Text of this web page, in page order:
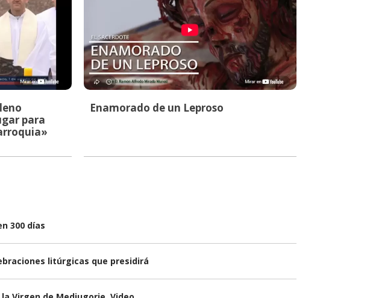
para
Enamorado de un Leproso
300 días
litúrgicas que presidirá